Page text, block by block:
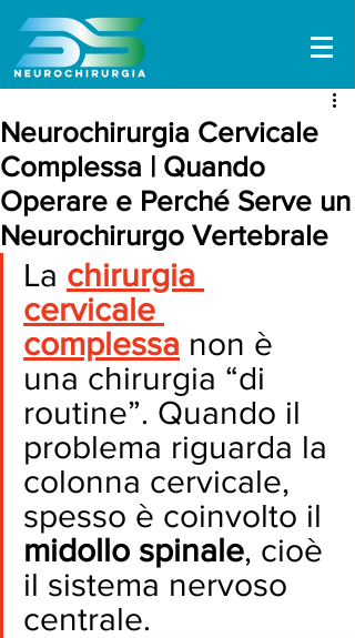
Neurochirurgia Cervicale
Complessa | Quando
Operare e Perché Serve un
Neurochirurgo Vertebrale
La chirurgia
cervicale
complessa non è
una chirurgia “di
routine”. Quando il
problema riguarda la
colonna cervicale,
spesso è coinvolto il
midollo spinale, cioè
il sistema nervoso
centrale.